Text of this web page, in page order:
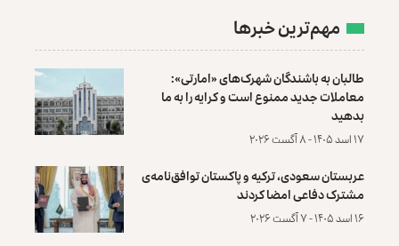
مهم‌ترین خبرها
طالبان به باشندگان شهرک‌های «امارتی»:
معاملات جدید ممنوع است و کرایه را به ما
بدهید
۱۷ اسد ۱۴۰۵ - ۸ آگست ۲۰۲۶
عربستان سعودی، ترکیه و پاکستان توافق‌نامه‌ی
مشترک دفاعی امضا کردند
۱۶ اسد ۱۴۰۵ - ۷ آگست ۲۰۲۶